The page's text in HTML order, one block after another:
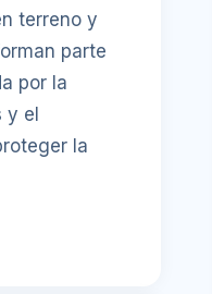
terreno y
parte
por la
y el
la